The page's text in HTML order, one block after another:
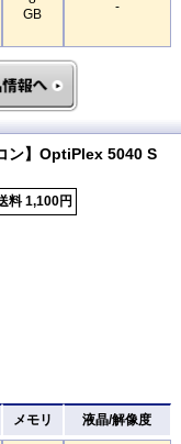
GB
-
ン】OptiPlex 5040 S
料 1,100円
メモリ 液晶/解像度